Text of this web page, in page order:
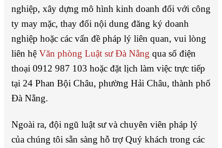
nghiệp, xây dựng mô hình kinh doanh đối với công
ty may mặc, thay đổi nội dung đăng ký doanh
nghiệp hoặc các vấn đề pháp lý liên quan, vui lòng
liên hệ Văn phòng Luật sư Đà Nẵng qua số điện
thoại 0912 987 103 hoặc đặt lịch làm việc trực tiếp
tại 24 Phan Bội Châu, phường Hải Châu, thành phố
Đà Nẵng.
Ngoài ra, đội ngũ luật sư và chuyên viên pháp lý
của chúng tôi sẵn sàng hỗ trợ Quý khách trong các